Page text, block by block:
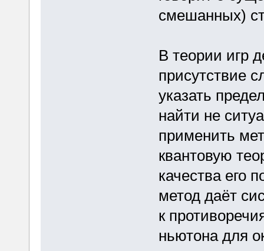
смешанных)
В теории игр
присутствие
указать
найти не
применить
квантовую
качества его
метод даёт
к
ньютона для